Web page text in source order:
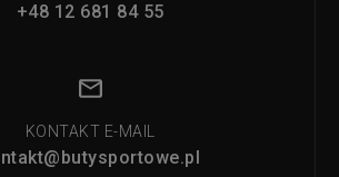
+48 12 681 84 55
KONTAKT E-MAIL